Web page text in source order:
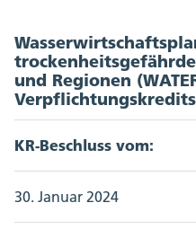
und Regionen
Verpflichtungskredits
KR-Beschluss vom:
30. Januar 2024